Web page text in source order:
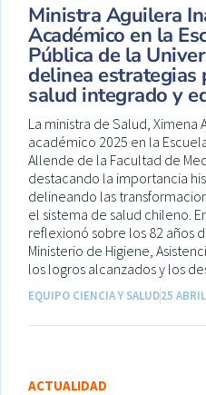
Ministra Aguilera
Académico en la
Pública de la
delinea estrategias
salud integrado y
La ministra de Salud, Ximena
académico 2025 en la
Allende de la Facultad de
destacando la importancia
delineando las
el sistema de salud chileno.
reflexionó sobre los 82 años
Ministerio de Higiene,
los logros alcanzados y los
EQUIPO CIENCIA Y SALUD25 ABRIL
ACTUALIDAD